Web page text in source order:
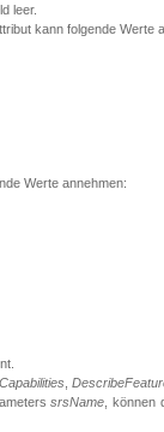
leer.
kann folgende Werte
Werte annehmen:
srsName ,